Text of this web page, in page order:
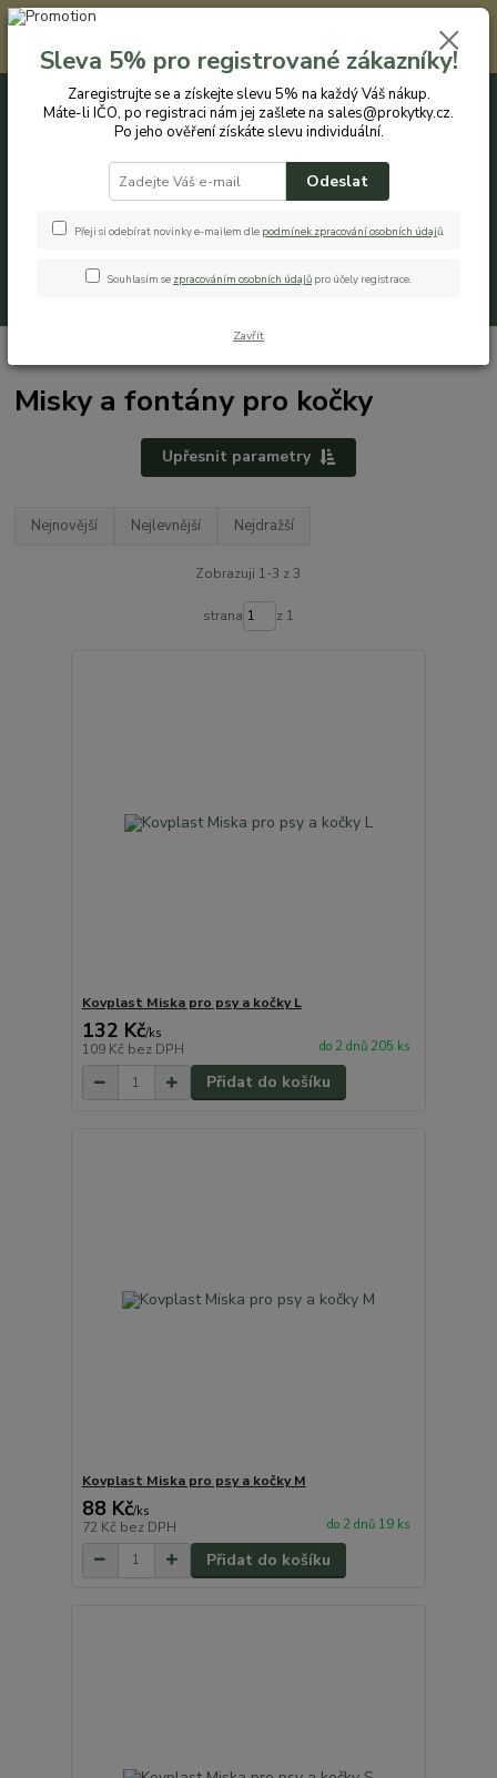
Registrovaným zákazníkům nabízíme slevu 5% na každý nákup. Máte-li
IČO, po registraci nám jej zašlete na sales@prokytky.cz. Po jeho ověření
získáte slevu individuální. Přejít na registraci →
CZK
+420 774 544 973 0ks
Misky a fontány pro kočky
Upřesnit parametry
Nejnovější Nejlevnější Nejdražší
Zobrazuji 1-3 z 3
strana z 1
Kovplast Miska pro psy a kočky L
132 Kč/ks
109 Kč bez DPH do 2 dnů 205 ks
Přidat do košíku
Kovplast Miska pro psy a kočky M
88 Kč/ks
72 Kč bez DPH do 2 dnů 19 ks
Přidat do košíku
Sleva 5% pro registrované zákazníky!
Zaregistrujte se a získejte slevu 5% na každý Váš nákup.
Máte-li IČO, po registraci nám jej zašlete na sales@prokytky.cz.
Po jeho ověření získáte slevu individuální.
Odeslat
Přeji si odebírat novinky e-mailem dle podmínek zpracování osobních údajů.
Souhlasím se zpracováním osobních údajů pro účely registrace.
Zavřít